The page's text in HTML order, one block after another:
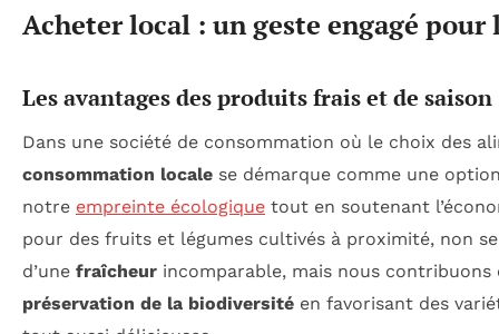
Acheter local : un geste engagé pour
Les avantages des produits frais et de saison
Dans une société de consommation où le choix des
consommation locale se démarque comme une
notre empreinte écologique tout en soutenant
pour des fruits et légumes cultivés à proximité, non
d’une fraîcheur incomparable, mais nous contribuons
préservation de la biodiversité en favorisant des